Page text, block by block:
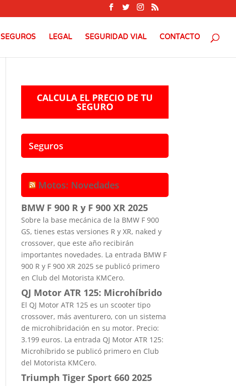
SEGUROS LEGAL SEGURIDAD VIAL CONTACTO
CALCULA EL PRECIO DE TU
SEGURO
Seguros
Motos: Novedades
BMW F 900 R y F 900 XR 2025
Sobre la base mecánica de la BMW F 900
GS, tienes estas versiones R y XR, naked y
crossover, que este año recibirán
importantes novedades. La entrada BMW F
900 R y F 900 XR 2025 se publicó primero
en Club del Motorista KMCero.
QJ Motor ATR 125: Microhíbrido
El QJ Motor ATR 125 es un scooter tipo
crossover, más aventurero, con un sistema
de microhibridación en su motor. Precio:
3.199 euros. La entrada QJ Motor ATR 125:
Microhíbrido se publicó primero en Club
del Motorista KMCero.
Triumph Tiger Sport 660 2025